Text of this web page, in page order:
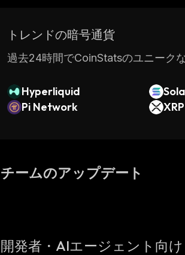
トレンドの暗号通貨
過去24時間でCoinStatsのユニーク
Hyperliquid
Pi Network
XRP
チームのアップデート
開発者・AIエージェント向け